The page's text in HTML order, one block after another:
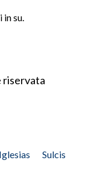
su.
riservata
Iglesias
Sulcis